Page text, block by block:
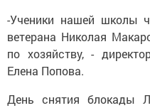
-Ученики нашей школы
ветерана Николая
по хозяйству, -
Елена Попова.
День снятия блокады